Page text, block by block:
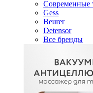
Современные
Gess
Beurer
Detensor
Все бренды